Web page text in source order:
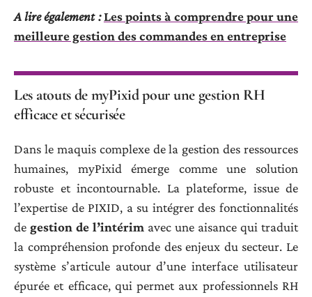
A lire également : Les points à comprendre pour une
meilleure gestion des commandes en entreprise
Les atouts de myPixid pour une gestion RH
efficace et sécurisée
Dans le maquis complexe de la gestion des ressources
humaines, myPixid émerge comme une solution
robuste et incontournable. La plateforme, issue de
l’expertise de PIXID, a su intégrer des fonctionnalités
de gestion de l’intérim avec une aisance qui traduit
la compréhension profonde des enjeux du secteur. Le
système s’articule autour d’une interface utilisateur
épurée et efficace, qui permet aux professionnels RH